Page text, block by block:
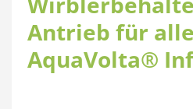
Antrieb für alle
AquaVolta®